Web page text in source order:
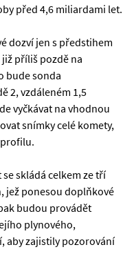
před 4,6 miliardami let.
dozví jen s předstihem
příliš pozdě na
bude sonda
2, vzdáleném 1,5
vyčkávat na vhodnou
snímky celé komety,
skládá celkem ze tří
jež ponesou doplňkové
budou provádět
plynového,
aby zajistily pozorování